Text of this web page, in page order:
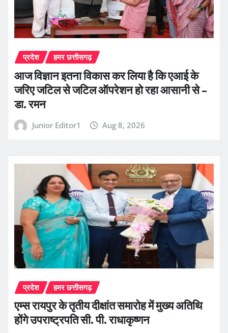
प्रदेश हमर छत्तीसगढ़
आज विज्ञान इतना विकास कर लिया है कि एआई के
जरिए जटिल से जटिल ऑपरेशन हो रहा आसानी से –
डा. रमन
Junior Editor1 Aug 8, 2026
प्रदेश हमर छत्तीसगढ़
एम्स रायपुर के तृतीय दीक्षांत समारोह में मुख्य अतिथि
होंगे उपराष्ट्रपति सी. पी. राधाकृष्णन